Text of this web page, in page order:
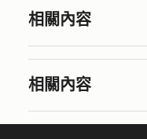
相關內容
相關內容